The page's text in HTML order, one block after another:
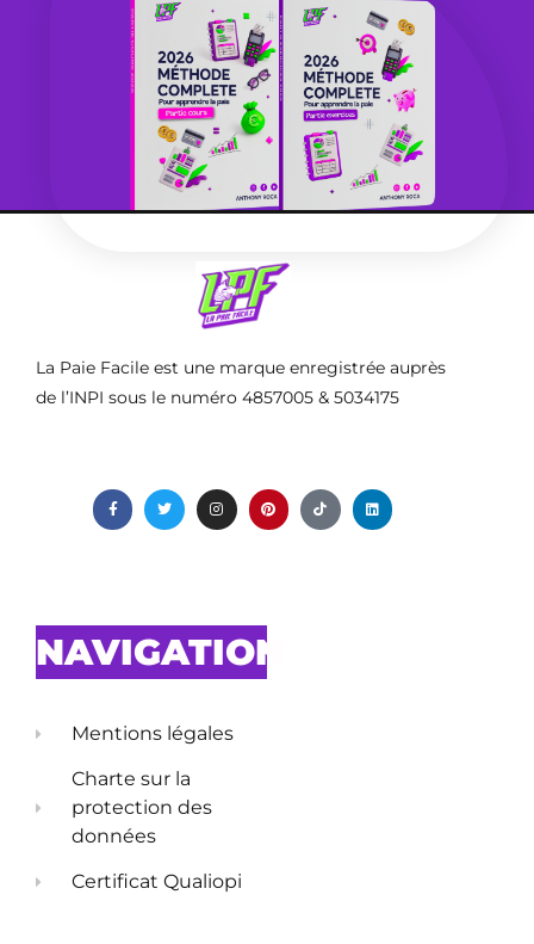
La Paie Facile est une marque enregistrée auprès
de l’INPI sous le numéro 4857005 & 5034175
NAVIGATION
Mentions légales
Charte sur la
protection des
données
Certificat Qualiopi